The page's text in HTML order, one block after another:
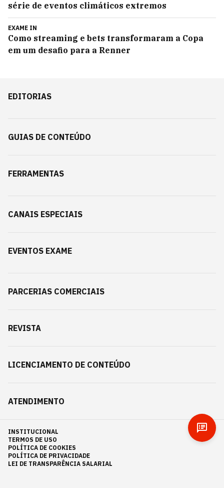
série de eventos climáticos extremos
EXAME IN
Como streaming e bets transformaram a Copa
em um desafio para a Renner
EDITORIAS
GUIAS DE CONTEÚDO
FERRAMENTAS
CANAIS ESPECIAIS
EVENTOS EXAME
PARCERIAS COMERCIAIS
REVISTA
LICENCIAMENTO DE CONTEÚDO
ATENDIMENTO
INSTITUCIONAL
TERMOS DE USO
POLÍTICA DE COOKIES
POLÍTICA DE PRIVACIDADE
LEI DE TRANSPARÊNCIA SALARIAL